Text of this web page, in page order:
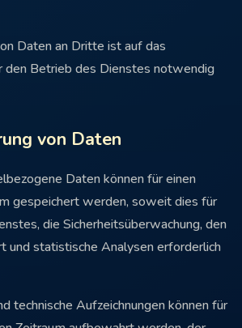
Daten an Dritte ist auf das
den Betrieb des Dienstes notwendig
von Daten
Daten können für einen
gespeichert werden, soweit dies für
die Sicherheitsüberwachung, den
und statistische Analysen erforderlich
technische Aufzeichnungen können für